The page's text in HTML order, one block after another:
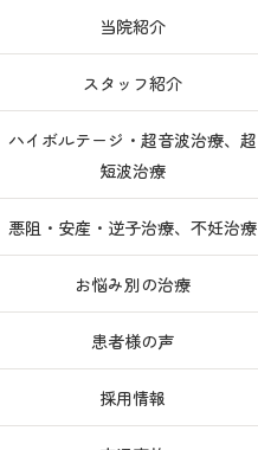
当院紹介
スタッフ紹介
ハイボルテージ・超音波治療、超
短波治療
悪阻・安産・逆子治療、不妊治療
お悩み別の治療
患者様の声
採用情報